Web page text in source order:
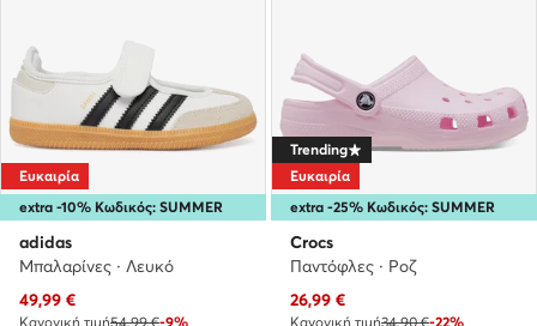
extra -10% Κωδικός: SUMMER
Ευκαιρία
adidas
Μπαλαρίνες · Λευκό
Τρέχουσα τιμή
49,99 €
Κανονική τιμή54,99 €-9%
extra -25% Κωδικός: SUMMER
Trending
Ευκαιρία
Crocs
Παντόφλες · Ροζ
Τρέχουσα τιμή
26,99 €
Κανονική τιμή34,90 €-22%